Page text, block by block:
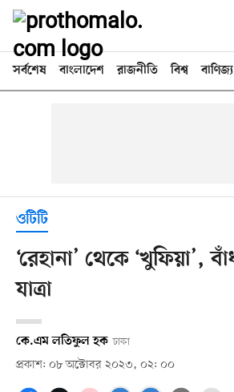
সর্বশেষ বাংলাদেশ রাজনীতি বিশ্ব বাণিজ্য
ওটিটি
‘রেহানা’ থেকে ‘খুফিয়া’,
যাত্রা
কে.এম লতিফুল হক ঢাকা
প্রকাশ: ০৮ অক্টোবর ২০২৩, ০২: ০০